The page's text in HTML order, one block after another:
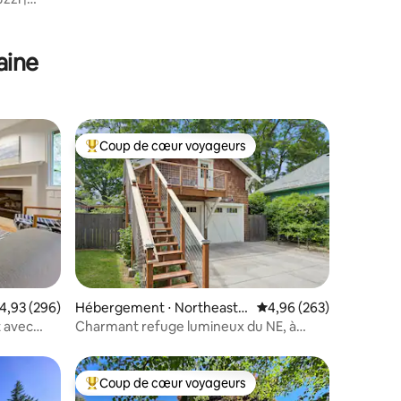
: 4,98 sur 5
moyenne sur la base de 296 commentaires : 4,93 sur 5
4,93 (296)
avec
Coups de cœur voyageurs les plus appréciés
Coup de cœur voyageurs
Hébergement ⋅ Northeast P
ortland
Évaluation moyenne
4,96 (263)
Charmant refuge lumineux du NE, à
nourriture/bière/magasins
Coups de cœur voyageurs les plus appréciés
Coup de cœur voyageurs